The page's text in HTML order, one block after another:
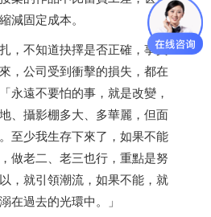
減固定成本。
，不知道抉擇是否正確，事實
，公司受到衝擊的損失，都在
永遠不要怕的事，就是改變，
、攝影棚多大、多華麗，但面
至少我生存下來了，如果不能
做老二、老三也行，重點是努
，就引領潮流，如果不能，就
在過去的光環中。」